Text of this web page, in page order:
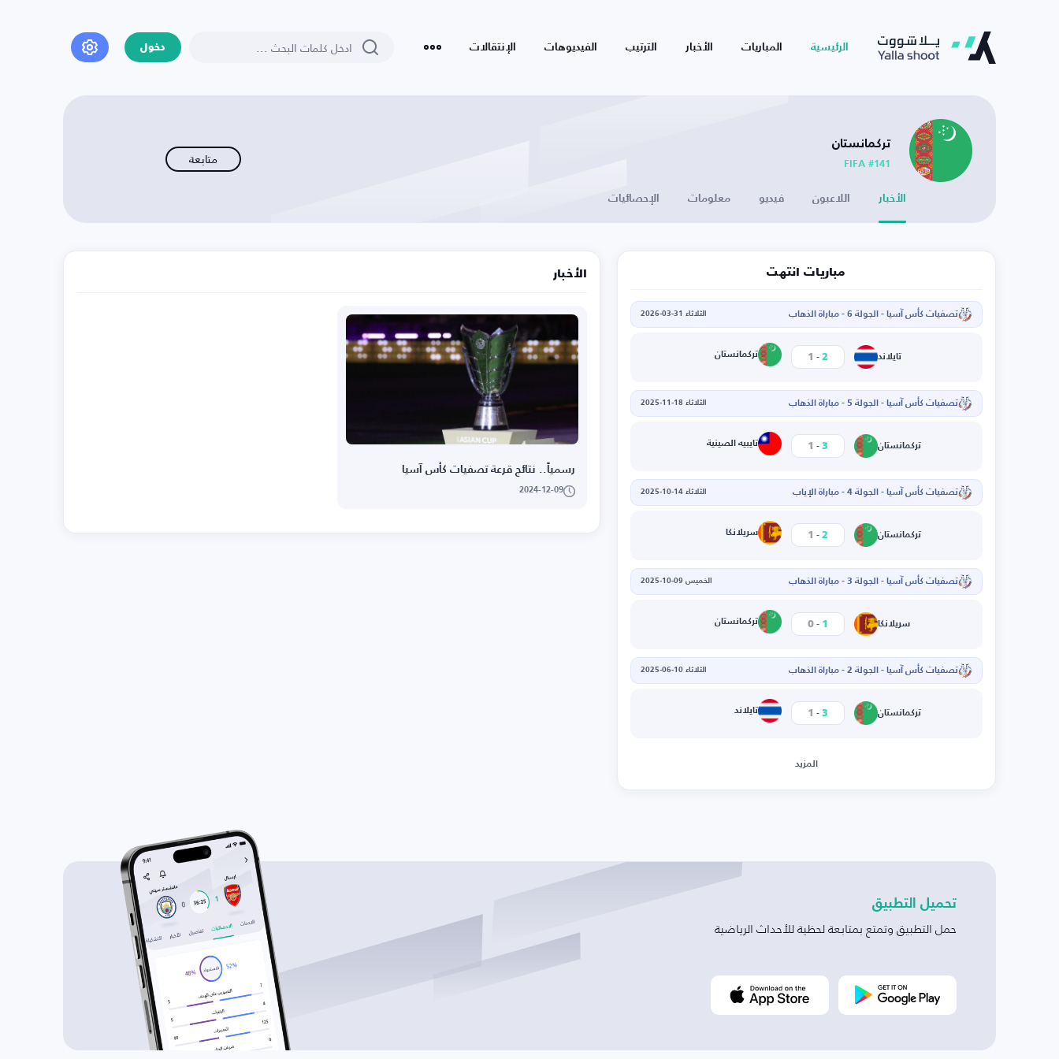
الرئيسية المباريات الأخبار الترتيب الفيديوهات الإنتقالات دخول
تركمانستان
FIFA #141 متابعة
الأخبار اللاعبون فيديو معلومات الإحصائيات
مباريات انتهت
تصفيات كأس آسيا - الجولة 6 - مباراة الذهاب الثلاثاء 31-03-2026
تايلاند 2
-
1 تركمانستان
تصفيات كأس آسيا - الجولة 5 - مباراة الذهاب الثلاثاء 18-11-2025
تركمانستان 3
-
1 تايبيه الصينية
تصفيات كأس آسيا - الجولة 4 - مباراة الإياب الثلاثاء 14-10-2025
تركمانستان 2
-
1 سريلانكا
تصفيات كأس آسيا - الجولة 3 - مباراة الذهاب الخميس 09-10-2025
سريلانكا 1
-
0 تركمانستان
تصفيات كأس آسيا - الجولة 2 - مباراة الذهاب الثلاثاء 10-06-2025
تركمانستان 3
-
1 تايلاند
المزيد
الأخبار
رسمياً.. نتائج قرعة تصفيات كأس آسيا
2024-12-09
تحميل التطبيق
حمل التطبيق وتمتع بمتابعة لحظية للأحداث الرياضية